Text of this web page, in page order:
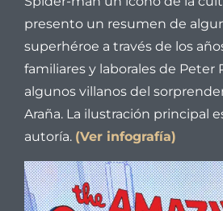
presento un resumen de
superhéroe a través de los
familiares y laborales de Peter
algunos villanos del
Araña. La ilustración principal
autoría. (Ver infografía)